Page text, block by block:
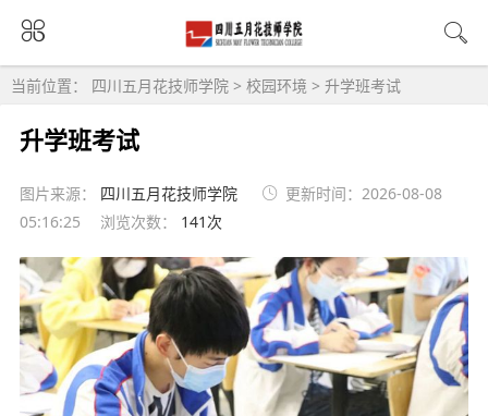
当前位置： 四川五月花技师学院 > 校园环境 > 升学班考试
升学班考试
图片来源： 四川五月花技师学院
更新时间：2026-08-08
05:16:25
浏览次数： 141次